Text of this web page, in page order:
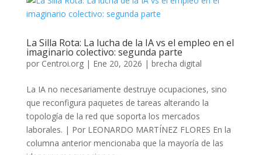
La Silla Rota: La lucha de la IA vs el empleo en el
imaginario colectivo: segunda parte
por Centroi.org| Ene 20, 2026 | brecha digital
La IA no necesariamente destruye ocupaciones, sino
que reconfigura paquetes de tareas alterando la
topología de la red que soporta los mercados
laborales. | Por LEONARDO MARTÍNEZ FLORES En la
columna anterior mencionaba que la mayoría de las